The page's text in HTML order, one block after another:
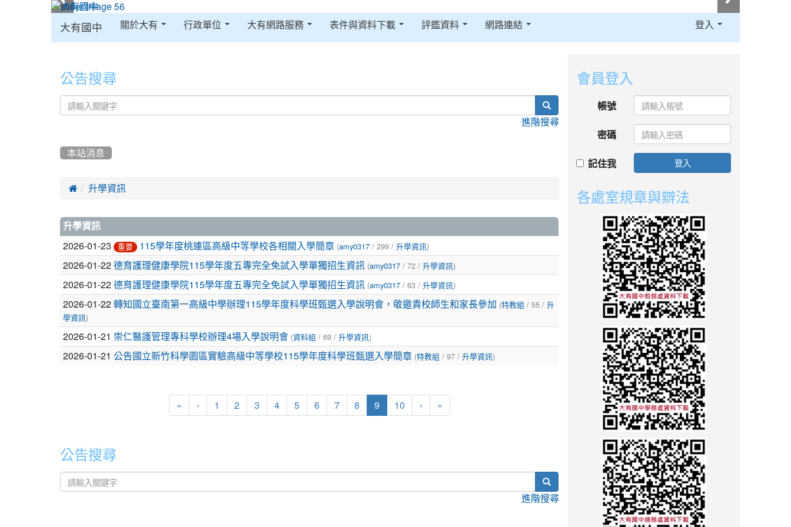
大有國中 關於大有 行政單位 大有網路服務 表件與資料下載 評鑑資料 網路連結 登入
公告搜尋
進階搜尋
本站消息
 升學資訊
文
章
列
表
升學資訊
2026-01-23 重要 115學年度桃連區高級中等學校各相關入學簡章 (amy0317 / 299 / 升學資訊)
2026-01-22 德育護理健康學院115學年度五專完全免試入學單獨招生資訊 (amy0317 / 72 / 升學資訊)
2026-01-22 德育護理健康學院115學年度五專完全免試入學單獨招生資訊 (amy0317 / 63 / 升學資訊)
2026-01-22 轉知國立臺南第一高級中學辦理115學年度科學班甄選入學說明會，敬邀貴校師生和家長參加 (特教組 / 55 / 升
學資訊)
2026-01-21 崇仁醫護管理專科學校辦理4場入學說明會 (資料組 / 69 / 升學資訊)
2026-01-21 公告國立新竹科學園區實驗高級中等學校115學年度科學班甄選入學簡章 (特教組 / 97 / 升學資訊)
« ‹ 1 2 3 4 5 6 7 8 9(current)
10 › »
公告搜尋
進階搜尋
會員登入
帳號
密碼
記住我 登入
各處室規章與辧法